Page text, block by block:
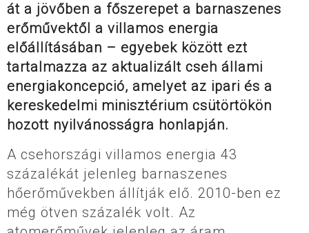
át a jövőben a főszerepet a barnaszenes
erőművektől a villamos energia
előállításában – egyebek között ezt
tartalmazza az aktualizált cseh állami
energiakoncepció, amelyet az ipari és a
kereskedelmi minisztérium csütörtökön
hozott nyilvánosságra honlapján.
A csehországi villamos energia 43
százalékát jelenleg barnaszenes
hőerőművekben állítják elő. 2010-ben ez
még ötven százalék volt. Az